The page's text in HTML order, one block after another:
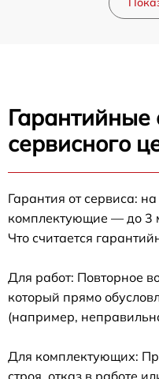
Гарантийные
сервисного
Гарантия от сервиса:
комплектующие — до 3
Что считается
Для работ: Повторное
который прямо
(например,
Для комплектующих:
строя, отказ в работе